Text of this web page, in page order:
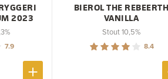
2023
7.9
BIEROL THE REBEERTH
VANILLA
Stout 10,5%
8.4